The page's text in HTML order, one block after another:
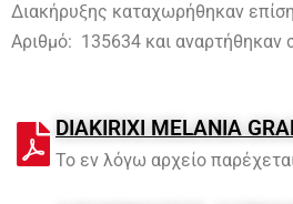
Διακήρυξης καταχωρήθηκαν
Αριθμό: 135634 και αναρτήθηκαν
DIAKIRIXI MELANIA
Το εν λόγω αρχείο